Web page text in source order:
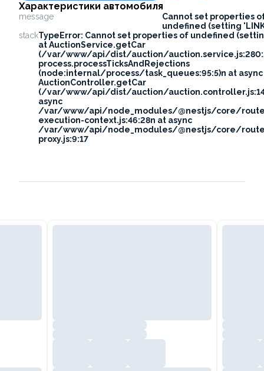
Характеристики автомобиля
message
Cannot set properties
undefined (setting
stackTypeError: Cannot set properties of undefined
at AuctionService.getCar
(/var/www/api/dist/auction/
process.processTicksAndRejections
(node:internal/process/task_queues:95:5)n at async
AuctionController.getCar
(/var/www/api/dist/auction/
async
/var/www/api/node_modules/@nestjs/core/
execution-context.js:46:28n at async
/var/www/api/node_modules/@nestjs/core/
proxy.js:9:17